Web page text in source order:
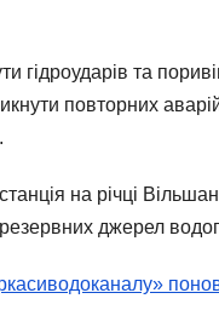
гідроударів та
повторних
на річці
джерел